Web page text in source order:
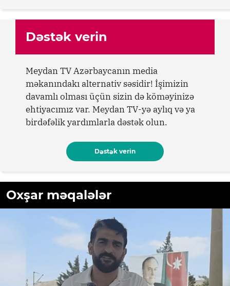
Dəstək verin
Meydan TV Azərbaycanın media
məkanındakı alternativ səsidir! İşimizin
davamlı olması üçün sizin də köməyinizə
ehtiyacımız var. Meydan TV-yə aylıq və ya
birdəfəlik yardımlarla dəstək olun.
Dəstək verin
Oxşar məqalələr